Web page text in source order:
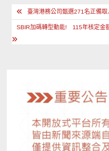
文
章
導
臺灣港務公司甄選271名正備
SBIR加碼轉型動能! 115年核定金